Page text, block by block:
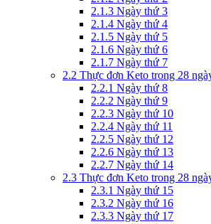
2.1.3 Ngày thứ 3
2.1.4 Ngày thứ 4
2.1.5 Ngày thứ 5
2.1.6 Ngày thứ 6
2.1.7 Ngày thứ 7
2.2 Thực đơn Keto trong 28
2.2.1 Ngày thứ 8
2.2.2 Ngày thứ 9
2.2.3 Ngày thứ 10
2.2.4 Ngày thứ 11
2.2.5 Ngày thứ 12
2.2.6 Ngày thứ 13
2.2.7 Ngày thứ 14
2.3 Thực đơn Keto trong 28
2.3.1 Ngày thứ 15
2.3.2 Ngày thứ 16
2.3.3 Ngày thứ 17